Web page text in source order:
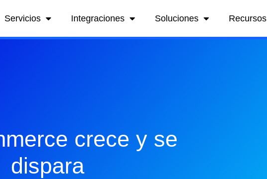
Servicios Integraciones Soluciones Recursos
crece y se
dispara